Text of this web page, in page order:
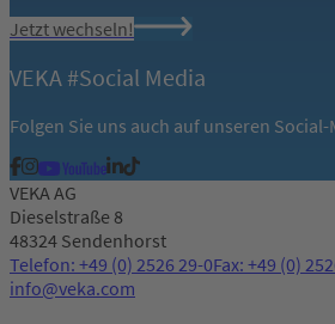
Jetzt wechseln!
VEKA #Social Media
Folgen Sie uns auch auf unseren
VEKA AG
Dieselstraße 8
48324 Sendenhorst
Telefon: +49 (0) 2526 29-0Fax: +49 (0)
info@veka.com